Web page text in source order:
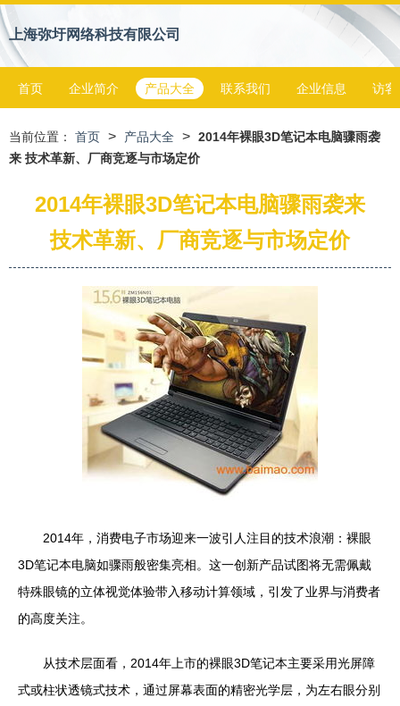
上海弥圩网络科技有限公司
首页 企业简介 产品大全 联系我们 企业信息 访客
当前位置： 首页 > 产品大全 > 2014年裸眼3D笔记本电脑骤雨袭
来 技术革新、厂商竞逐与市场定价
2014年裸眼3D笔记本电脑骤雨袭来
技术革新、厂商竞逐与市场定价
2014年，消费电子市场迎来一波引人注目的技术浪潮：裸眼
3D笔记本电脑如骤雨般密集亮相。这一创新产品试图将无需佩戴
特殊眼镜的立体视觉体验带入移动计算领域，引发了业界与消费者
的高度关注。
从技术层面看，2014年上市的裸眼3D笔记本主要采用光屏障
式或柱状透镜式技术，通过屏幕表面的精密光学层，为左右眼分别